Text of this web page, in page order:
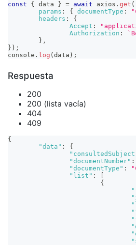
const
{ data } = await axios . get (
params : { documentType :
headers :
{
Accept :
Authorization : `
} ,
} ) ;
console . log ( data ) ;
Respuesta
200
200 (lista vacía)
404
409
{
"data" :
{
"documentNumber" :
"documentType" :
"list" :
{